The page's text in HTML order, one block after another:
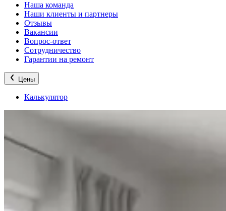
Наша команда
Наши клиенты и партнеры
Отзывы
Вакансии
Вопрос-ответ
Сотрудничество
Гарантии на ремонт
Цены
Калькулятор